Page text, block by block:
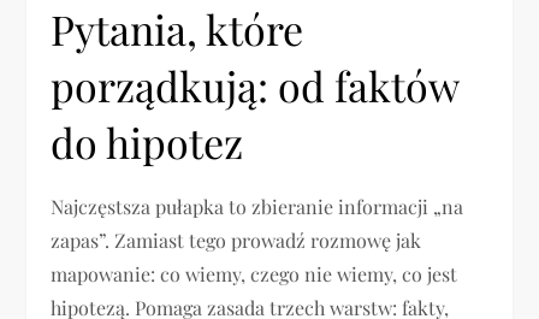
Pytania, które
porządkują: od faktów
do hipotez
Najczęstsza pułapka to zbieranie informacji „na
zapas”. Zamiast tego prowadź rozmowę jak
mapowanie: co wiemy, czego nie wiemy, co jest
hipotezą. Pomaga zasada trzech warstw: fakty,